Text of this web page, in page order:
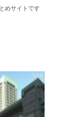
めサイトです